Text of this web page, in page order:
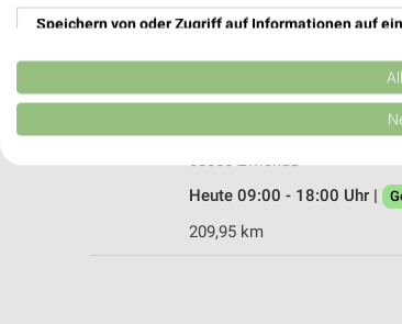
Heute 09:00 - 17:00 Uhr |
Bahnhofstr. 2b
08056 Zwickau
Heute 09:00 - 18:00 Uhr |
209,95 km
Speichern von oder Zugriff auf Informationen auf
Verwendung reduzierter Daten zur Auswahl von
Erstellung von Profilen für personalisierte Werbung
Erstellung von Profilen zur Personalisierung von